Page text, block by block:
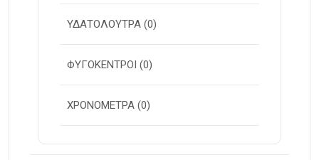
ΥΔΑΤΟΛΟΥΤΡΑ (0)
ΦΥΓΟΚΕΝΤΡΟΙ (0)
ΧΡΟΝΟΜΕΤΡΑ (0)